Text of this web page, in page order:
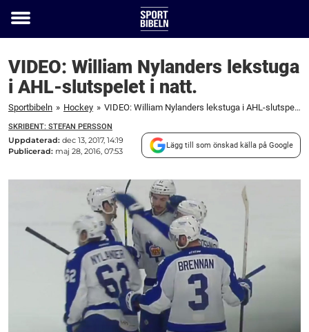
Toggle
VIDEO: William Nylanders lekstuga
i AHL-slutspelet i natt.
Sportbibeln » Hockey » VIDEO: William Nylanders lekstuga i AHL-slutspelet i natt.
SKRIBENT: STEFAN PERSSON
Uppdaterad: dec 13, 2017, 14:19
Publicerad: maj 28, 2016, 07:53
Lägg till som önskad källa på Google